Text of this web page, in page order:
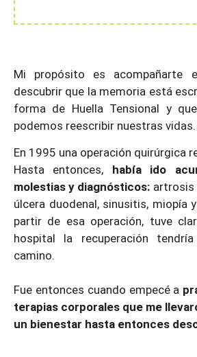
Mi propósito es acompañarte
descubrir que la memoria está
forma de Huella Tensional y
podemos reescribir nuestras vidas.
En 1995 una operación quirúrgica
Hasta entonces, había ido
molestias y diagnósticos: artrosis
úlcera duodenal, sinusitis, miopía
partir de esa operación, tuve
hospital la recuperación
camino.
Fue entonces cuando empecé a
terapias corporales que me
un bienestar hasta entonces